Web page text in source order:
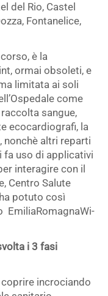
del Rio, Castel
Fontanelice,
è la
ormai obsoleti, e
limitata ai soli
come
sangue,
ecocardiografi, la
nonchè altri reparti
fa uso di applicativi
interagire con il
Centro Salute
potuto così
EmiliaRomagnaWi-
i 3 fasi
incrociando